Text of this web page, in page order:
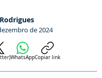
de 2024
WhatsAppCopiar link